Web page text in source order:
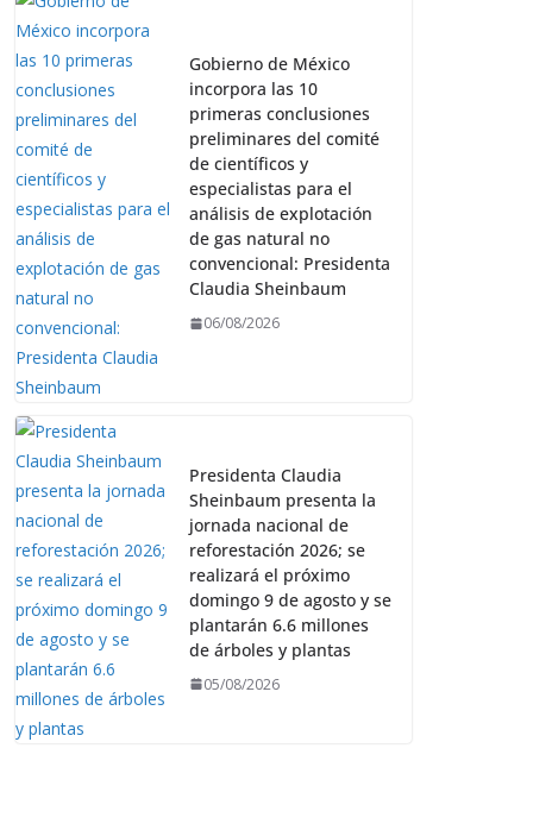
Gobierno de México
incorpora las 10
primeras conclusiones
preliminares del comité
de científicos y
especialistas para el
análisis de explotación
de gas natural no
convencional: Presidenta
Claudia Sheinbaum
06/08/2026
Presidenta Claudia
Sheinbaum presenta la
jornada nacional de
reforestación 2026; se
realizará el próximo
domingo 9 de agosto y se
plantarán 6.6 millones
de árboles y plantas
05/08/2026